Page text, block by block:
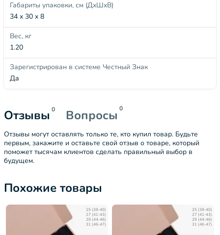
Габариты упаковки, см (ДхШхВ)
34 x 30 x 8
Вес, кг
1.20
Зарегистрирован в системе Честный Знак
Да
Отзывы 0 Вопросы 0
Отзывы могут оставлять только те, кто купил товар. Будьте
первым, закажите и оставьте свой отзыв о товаре, который
поможет тысячам клиентов сделать правильный выбор в
будущем.
Похожие товары
25 (38-40)
27 (41-43)
29 (44-46)
31 (46-47)
25 (38-40)
27 (41-43)
29 (44-46)
31 (46-47)